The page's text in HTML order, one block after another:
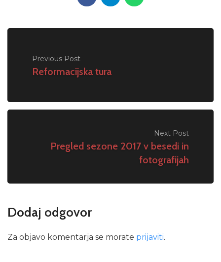
Previous Post
Reformacijska tura
Next Post
Pregled sezone 2017 v besedi in
fotografijah
Dodaj odgovor
Za objavo komentarja se morate prijaviti.